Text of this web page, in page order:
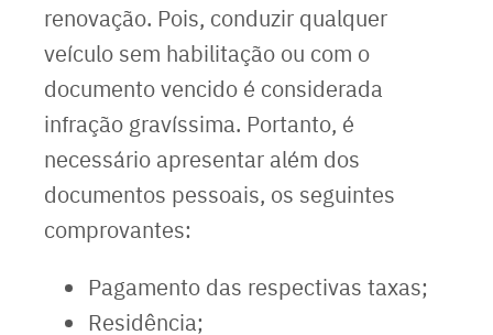
renovação. Pois, conduzir qualquer
veículo sem habilitação ou com o
documento vencido é considerada
infração gravíssima. Portanto, é
necessário apresentar além dos
documentos pessoais, os seguintes
comprovantes:
Pagamento das respectivas taxas;
Residência;